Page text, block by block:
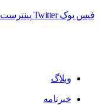
فیس بوک Twitter پینترست
وبلاگ
خبرنامه